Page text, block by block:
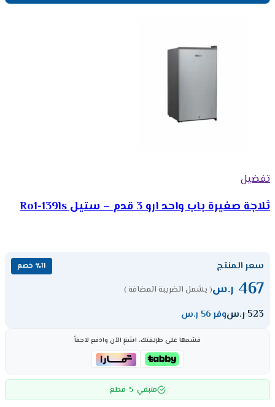
تفضيل
ثلاجة صغيرة باب واحد ارو 3 قدم – ستيل Ro1-139ls
سعر المنتج ٪11 خصم
467 ر.س( يشمل الضريبة المضافة )
523ر.سوفر 56 ر.س
قسّمها على طريقتك، اشترِ الآن وادفع لاحقاً
متبقي 5 قطع